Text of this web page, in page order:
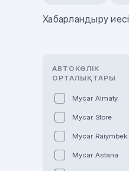
Хабарландыру иесі
АВТОКӨЛІК
ОРТАЛЫҚТАРЫ
Mycar Almaty
Mycar Store
Mycar Raiymbek
Mycar Astana